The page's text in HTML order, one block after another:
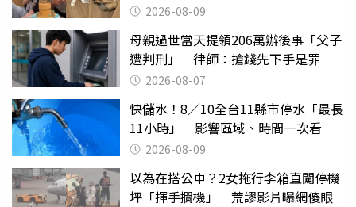
2026-08-09
母親過世當天提領206萬辦後事「父子
遭判刑」 律師：搶錢先下手是罪
2026-08-07
快儲水！8／10全台11縣市停水「最長
11小時」 影響區域、時間一次看
2026-08-09
以為在搭公車？2女拖行李箱直闖停機
坪「揮手攔機」 荒謬影片曝網傻眼